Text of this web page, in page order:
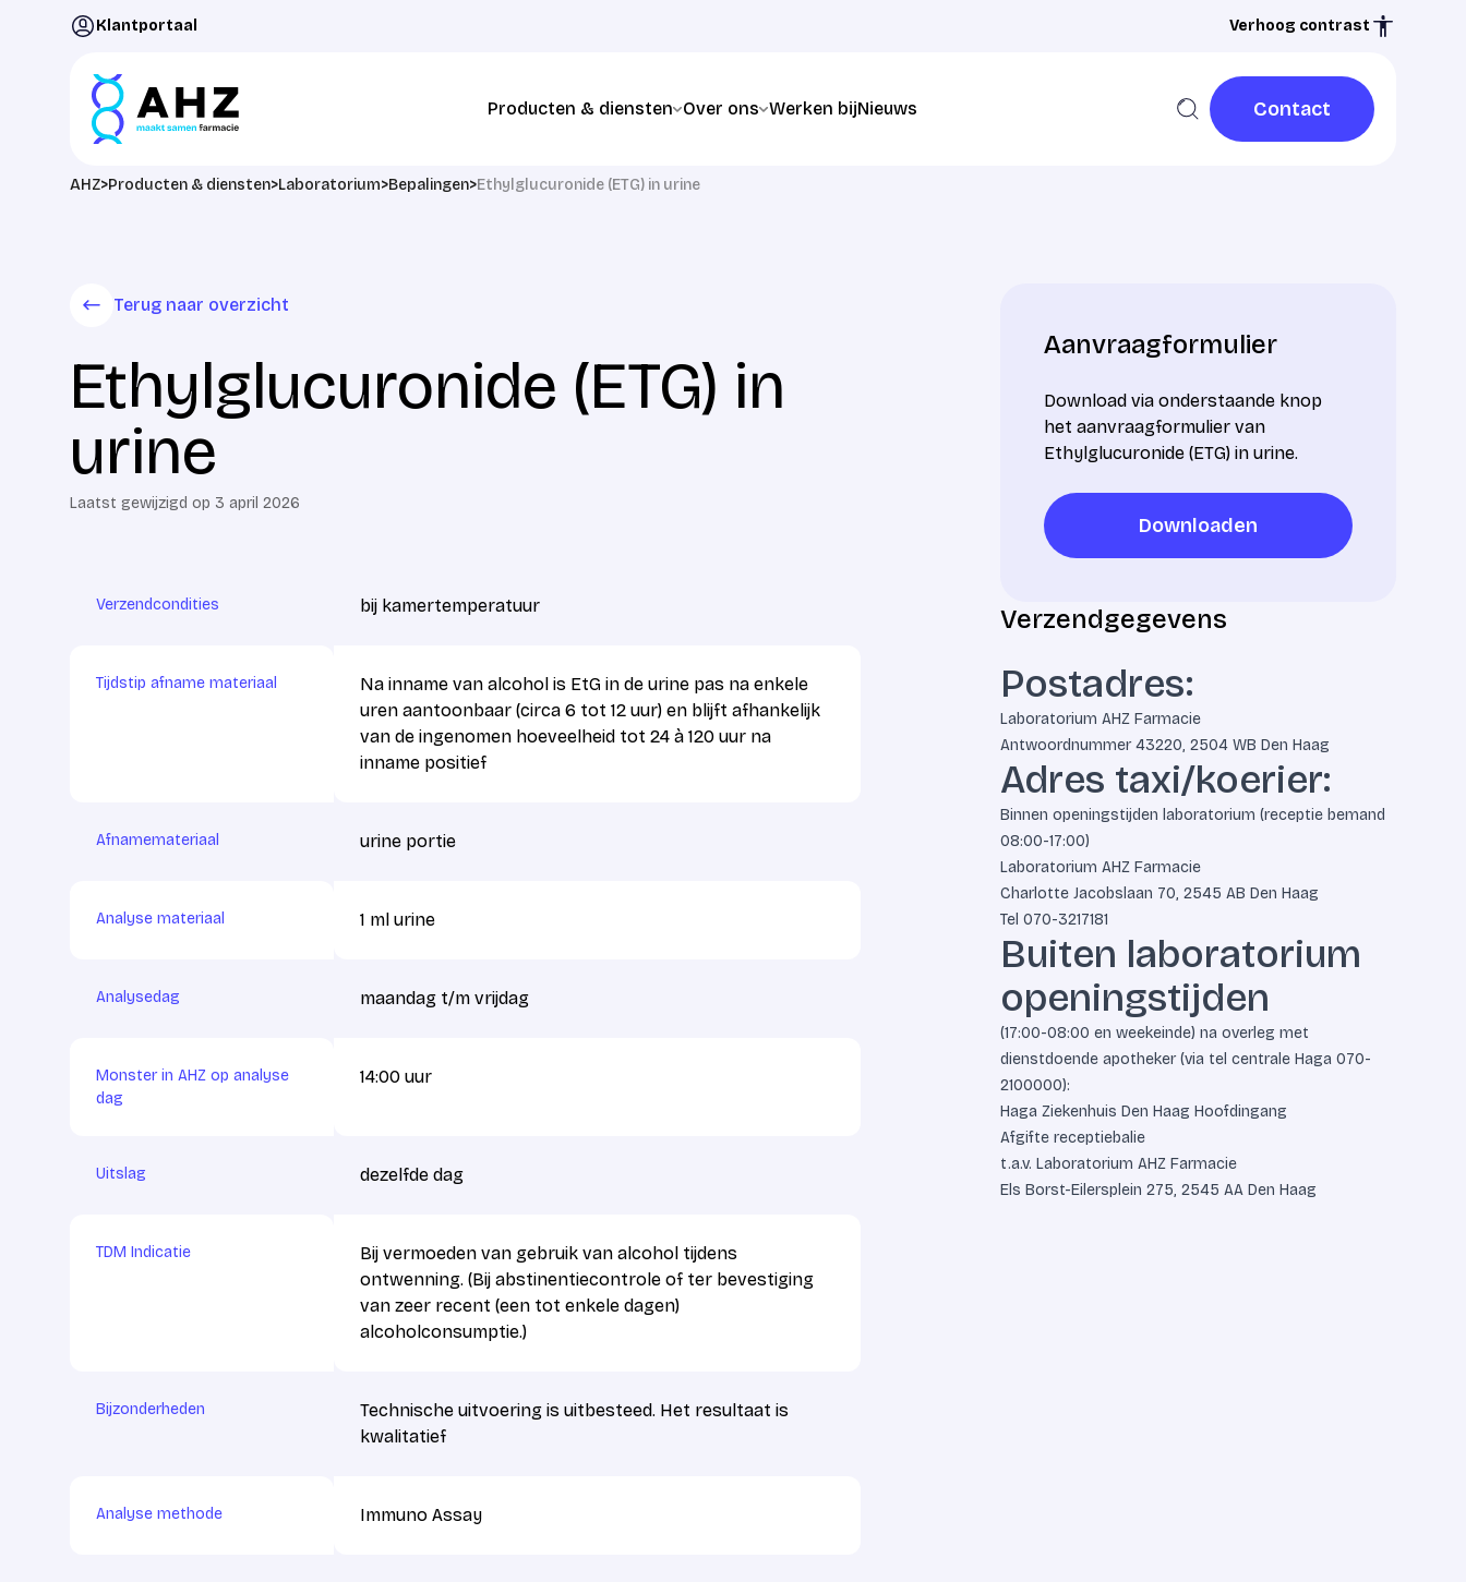
Ga naar de inhoud
Klantportaal Verhoog contrast
Producten & diensten Over ons Werken bijNieuws
Contact
Contact
AHZ>Producten & diensten>Laboratorium>Bepalingen>Ethylglucuronide (ETG) in urine
Terug naar overzicht
Ethylglucuronide (ETG) in
urine
Laatst gewijzigd op 3 april 2026
Verzendcondities bij kamertemperatuur
Tijdstip afname materiaal
Na inname van alcohol is EtG in de urine pas na enkele
uren aantoonbaar (circa 6 tot 12 uur) en blijft afhankelijk
van de ingenomen hoeveelheid tot 24 à 120 uur na
inname positief
Afnamemateriaal urine portie
Analyse materiaal 1 ml urine
Analysedag maandag t/m vrijdag
Monster in AHZ op analyse
dag
14:00 uur
Uitslag dezelfde dag
TDM Indicatie
Bij vermoeden van gebruik van alcohol tijdens
ontwenning. (Bij abstinentiecontrole of ter bevestiging
van zeer recent (een tot enkele dagen)
alcoholconsumptie.)
Bijzonderheden
Technische uitvoering is uitbesteed. Het resultaat is
kwalitatief
Analyse methode Immuno Assay
Aanvraagformulier
Download via onderstaande knop
het aanvraagformulier van
Ethylglucuronide (ETG) in urine.
Downloaden
Downloaden
Verzendgegevens
Postadres:
Laboratorium AHZ Farmacie
Antwoordnummer 43220, 2504 WB Den Haag
Adres taxi/koerier:
Binnen openingstijden laboratorium (receptie bemand
08:00-17:00)
Laboratorium AHZ Farmacie
Charlotte Jacobslaan 70, 2545 AB Den Haag
Tel070-3217181
Buiten laboratorium
openingstijden
(17:00-08:00 en weekeinde) na overleg met
dienstdoende apotheker (via tel centrale Haga070-
2100000):
Haga Ziekenhuis Den Haag Hoofdingang
Afgifte receptiebalie
t.a.v. Laboratorium AHZ Farmacie
Els Borst-Eilersplein 275, 2545 AA Den Haag